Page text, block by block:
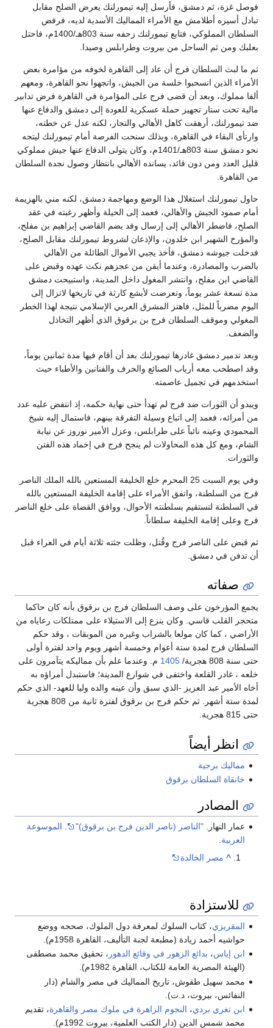
فوصل غزة، ثم دمشق، فأرسل إليه تيمورلنك يعرض الصلح مقابل
تبادل أسيره أطلامش مع الأمراء المماليك الأسدية لديه، فرفض
السلطان المملوكي، فتابع تيمورلنك زحفه سنة 803هـ/1400م، فاحتل
بعلبك ومن ثم الساحل من بيروت وطرابلس وصيدا.
ثم ما لبث السلطان فرج أن عاد إلى القاهرة لخوفه من مؤامرة بعض
الأمراء الذين انسحبوا خلسة من الجيش، واتجهوا نحو القاهرة، ومعهم
ألفا مملوك، وبعد أن قضى فرج على المؤامرة في القاهرة فرض تدابير
مالية تحت ستار تجهيز حملة عسكرية للعودة إلى دمشق والدفاع عنها
ضد تيمورلنك، أرهقت كاهل الأهالي والتجار، لكنه عدل عن خطته،
وارتأى البقاء في القاهرة، وبذلك سنحت الفرصة أمام تيمورلنك ليتجه
نحو دمشق سنة 803هـ/1401م، وكان يتولى الدفاع عنها جيش مملوكي
قليل العدد ومن دون قائد، يسانده الأهالي بانتظار وصول نجدة السلطان
من القاهرة.
حاول تيمورلنك استغلال هذا الوضع ومهاجمة دمشق، لكنه مني بالهزيمة
أمام صمود الجيش والأهالي، فعمد إلى الحيلة وأظهر رغبته في عقد
الصلح، فاضطر الأهالي إلى إرسال وفد يضم القاضي إبراهيم بن مفلح،
والمؤرخ الشهير ابن خلدون، والإذعان لشروط تيمورلنك مقابل الصلح،
فدخلت جيوشه دمشق، فأخذ يجبي الأموال الطائلة من الأهالي
بالضرب والمصادرة، وعندما أيقن من عجزهم نكث عهده وقبض على
القاضي ابن مفلح، وانتشر المغول داخل المدينة، واستبيحت دمشق
مدة تسعة عشر يوماً، وتعرضت لأبشع كارثة في تاريخها لاتزال إلى
اليوم مضرباً للمثل، فاهتز المشرق العربي الإسلامي نتيجة لهذا الخطر
المغولي وموقف السلطان فرج بن برقوق الذي أظهر التخاذل
والضعف.
وبعد تدمير دمشق غادرها تيمورلنك بعد أن أقام فيها مدة ثمانين يوماً،
وقد اصطحب معه أرباب الصنائع والحرف والفنانين والأطباء حيث
استخدمهم في تجميل عاصمته.
ويبدو أن الثورات ضد فرج لم تهدأ حتى نهاية حكمه، إذ انتفض عليه عدد
من أمرائه، فعمد إلى اتباع وسيلة التفرقة بينهم، فاستمال إليه شيخ
المحمودي وعينه نائباً على طرابلس، وعزل الأمير نوروز عن نيابة
الشام، ومع كل هذه المحاولات لم ينجح فرج في إخماد هذه الفتن
والثورات.
وفي يوم السبت 25 المحرم خلع الخليفة المستعين بالله الملك الناصر
فرج من السلطنة، واتفق الأمراء على إقامة الخليفة المستعين بالله
في السلطنة لتستقيم بسلطنته الأحوال، ووافق القضاة على خلع الناصر
فرج وعلى إقامة الخليفة سلطاناً.
ثم قبض على الناصر فرج وقُتل، وظلت جثته ثلاثة أيام في العراء قبل
أن تدفن في دمشق.
صفاته
يجمع المؤرخون على وصف السلطان فرج بن برقوق بأنه كان حاكما
متحجر القلب قاسي. وكان ينزع إلى الاستيلاء على ممتلكات رعاياه من
الأراضي ، كما كان مولعا بالشراب وغيره من الموبقات ، وقد حكم
السلطان فرج لمدة ستة أعوام وخمسة أشهر ويوم واحد لفترة أولى
حتى سنة 808 هجرية/
1405 م. وعندما علم بأن مماليكه يتآمرون على
خلعه ، غادر القلعة واختفى في شوارع المدينة؛ فاستبدل أمراؤه به
أخاه الأمير عبد العزيز -الذي سبق وأن عينه والده وليا للعهد- الذي حكم
لمدة ستة أشهر. ثم حكم فرج بن برقوق لفترة ثانية من 808 هجرية
حتى 815 هجرية.
انظر أيضاً
مماليك برجية
خانقاة السلطان برقوق
المصادر
عمار النهار."الناصر (ناصر الدين فرج بن برقوق)" . الموسوعة
العربية.
^ مصر الخالدة
للاستزادة
المقريزي، كتاب السلوك لمعرفة دول الملوك، صححه ووضع
حواشيه أحمد زيادة (مطبعة لجنة التأليف، القاهرة 1958م).
ابن إياس، بدائع الزهور في وقائع الدهور ، تحقيق محمد مصطفى
(الهيئة المصرية العامة للكتاب، القاهرة 1982م).
محمد سهيل طقوش، تاريخ المماليك في مصر والشام (دار
النفائس، بيروت، د.ت).
ابن تغري بردي، النجوم الزاهرة في ملوك مصر والقاهرة، تقديم
محمد شمس الدين (دار الكتب العلمية، بيروت 1992م).